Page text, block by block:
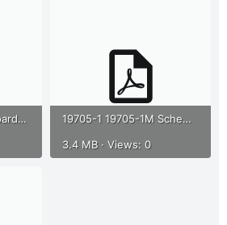
19705-1 19705-1M Boardview.rar
19705-1 19705-1M Schematics.pdf
3.4 MB · Views: 0